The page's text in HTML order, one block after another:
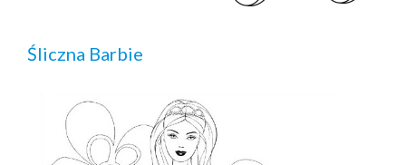
Śliczna Barbie